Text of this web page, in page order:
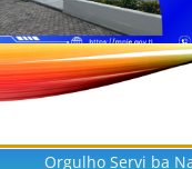
Orgulho Servi ba